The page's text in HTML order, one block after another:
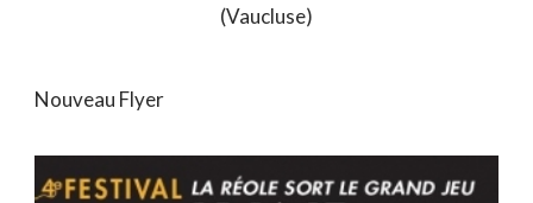
(Vaucluse)
Nouveau Flyer